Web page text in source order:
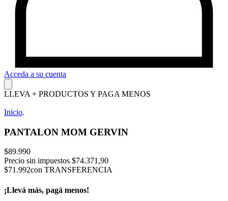
Acceda a su cuenta
LLEVA + PRODUCTOS Y PAGA MENOS
Inicio.
PANTALON MOM GERVIN
$89.990
Precio sin impuestos $74.371,90
$71.992con TRANSFERENCIA
¡Llevá más, pagá menos!